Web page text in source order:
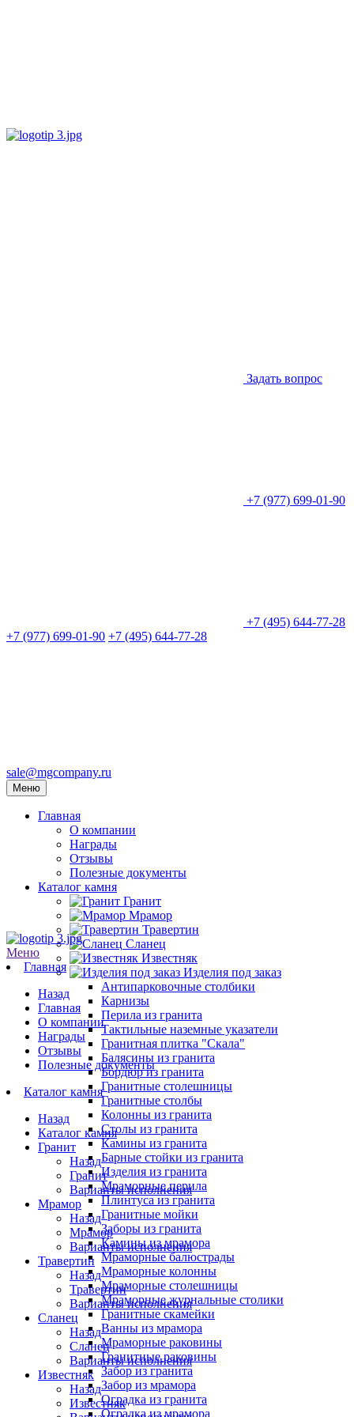
Задать вопрос
+7 (977) 699-01-90
+7 (495) 644-77-28
+7 (977) 699-01-90 +7 (495) 644-77-28
sale@mgcompany.ru
Меню
Главная
О компании
Награды
Отзывы
Полезные документы
Каталог камня
Гранит
Мрамор
Травертин
Сланец
Известняк
Изделия под заказ
Антипарковочные столбики
Карнизы
Перила из гранита
Тактильные наземные указатели
Гранитная плитка "Скала"
Балясины из гранита
Бордюр из гранита
Гранитные столешницы
Гранитные столбы
Колонны из гранита
Столы из гранита
Камины из гранита
Барные стойки из гранита
Изделия из гранита
Мраморные перила
Плинтуса из гранита
Гранитные мойки
Заборы из гранита
Камины из мрамора
Мраморные балюстрады
Мраморные колонны
Мраморные столешницы
Мраморные журнальные столики
Гранитные скамейки
Ванны из мрамора
Мраморные раковины
Гранитные раковины
Забор из гранита
Забор из мрамора
Оградка из гранита
Оградка из мрамора
Меню
Главная
Назад
Главная
О компании
Награды
Отзывы
Полезные документы
Каталог камня
Назад
Каталог камня
Гранит
Назад
Гранит
Варианты исполнения
Мрамор
Назад
Мрамор
Варианты исполнения
Травертин
Назад
Травертин
Варианты исполнения
Сланец
Назад
Сланец
Варианты исполнения
Известняк
Назад
Известняк